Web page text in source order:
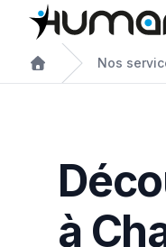
Nos
à